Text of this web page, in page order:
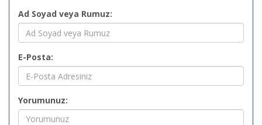
Ad Soyad veya Rumuz:
E-Posta:
Yorumunuz: